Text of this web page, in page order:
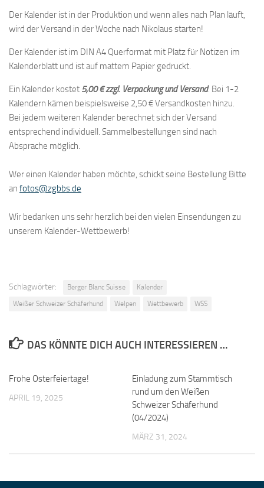
Der Kalender ist in der Produktion und wenn alles nach Plan läuft,
wird der Versand in der Woche nach Nikolaus starten!
Der Kalender ist im DIN A4 Querformat mit Platz für Notizen im
Kalenderblatt und ist auf mattem Papier gedruckt.
Ein Kalender kostet 5,00 € zzgl. Verpackung und Versand. Bei 1-2
Kalendern kämen beispielsweise 2,50 € Versandkosten hinzu.
Bei jedem weiteren Kalender berechnet sich der Versand
entsprechend individuell. Sammelbestellungen sind nach
Absprache möglich.
Wer einen Kalender haben möchte, schickt seine Bestellung Bitte
an fotos@zgbbs.de
Wir bedanken uns sehr herzlich bei den vielen Einsendungen zu
unserem Kalender-Wettbewerb!
Schlagwörter: Berger Blanc Suisse
Kalender
Weißer Schweizer Schäferhund
Welpen Wettbewerb WSS
DAS KÖNNTE DICH AUCH INTERESSIEREN …
Frohe Osterfeiertage!
APRIL 19, 2025
Einladung zum Stammtisch
rund um den Weißen
Schweizer Schäferhund
(04/2024)
MÄRZ 31, 2024